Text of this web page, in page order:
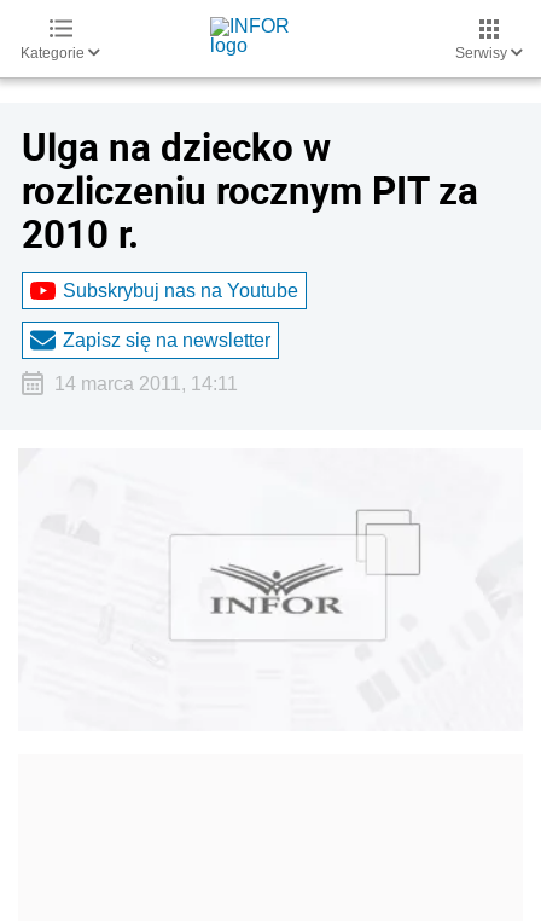
Kategorie Serwisy
Ulga na dziecko w
rozliczeniu rocznym PIT za
2010 r.
Subskrybuj nas na Youtube
Zapisz się na newsletter
14 marca 2011, 14:11